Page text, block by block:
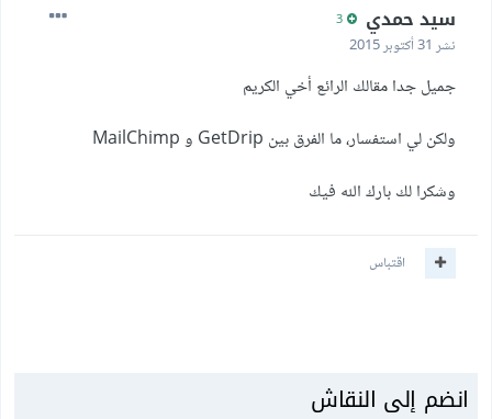
سيد حمدي
نشر 31 أكتوبر 2015
جميل جدا مقالك الرائع أخي الكريم
ولكن لي استفسار، ما الفرق بين GetDrip و MailChimp
وشكرا لك بارك الله فيك
اقتباس
انضم إلى النقاش